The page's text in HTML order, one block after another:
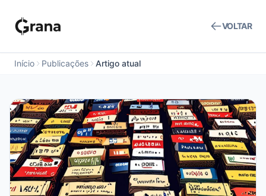
VOLTAR
Início Publicações Artigo atual